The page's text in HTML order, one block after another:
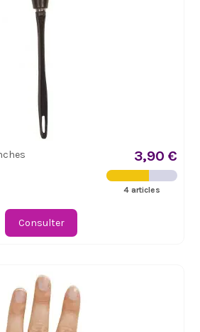
3,90 €
4 articles
Consulter